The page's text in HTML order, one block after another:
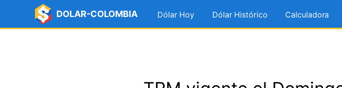
DOLAR-COLOMBIA Dólar Hoy Dólar Histórico Calculadora